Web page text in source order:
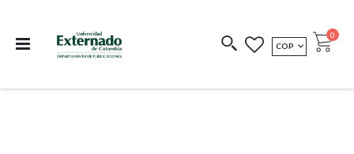
COEDICIONES REDIMIR CÓDIGO
MONEDA
COP Cart
0